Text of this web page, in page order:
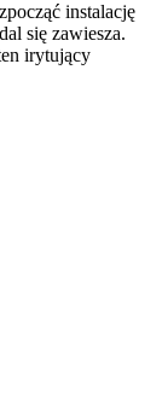
instalację
się zawiesza.
irytujący